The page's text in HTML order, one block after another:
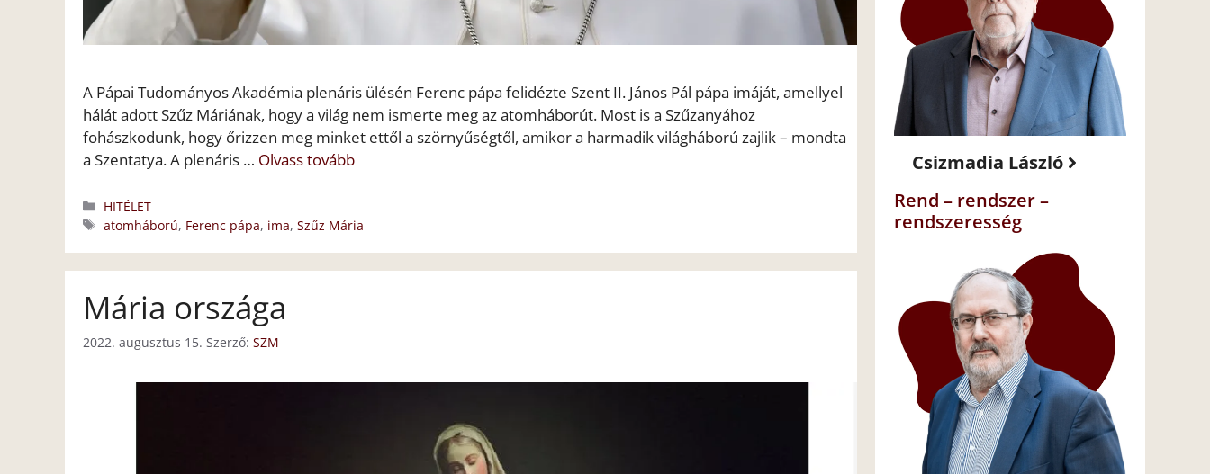
A Pápai Tudományos Akadémia plenáris ülésén Ferenc pápa felidézte Szent II. János Pál pápa imáját, amellyel
hálát adott Szűz Máriának, hogy a világ nem ismerte meg az atomháborút. Most is a Szűzanyához
fohászkodunk, hogy őrizzen meg minket ettől a szörnyűségtől, amikor a harmadik világháború zajlik – mondta
a Szentatya. A plenáris … Olvass tovább
Kategória
HITÉLET
Címkék
atomháború, Ferenc pápa, ima,Szűz Mária
Mária országa
2022. augusztus 15. Szerző: SZM
Csizmadia László
Rend – rendszer –
rendszeresség